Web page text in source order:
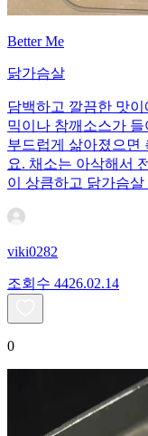
Better Me
닭가슴살
담백하고 깔끔한 맛
믹이나 참깨소스가
부드럽게 삶아졌으면
요. 채소는 아삭해서
이 상큼하고 닭가슴
viki0282
조회수 4426.02.14
0